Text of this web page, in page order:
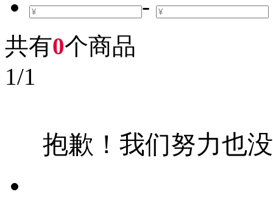
-
共有0个商品
1/1
抱歉！我们努力也